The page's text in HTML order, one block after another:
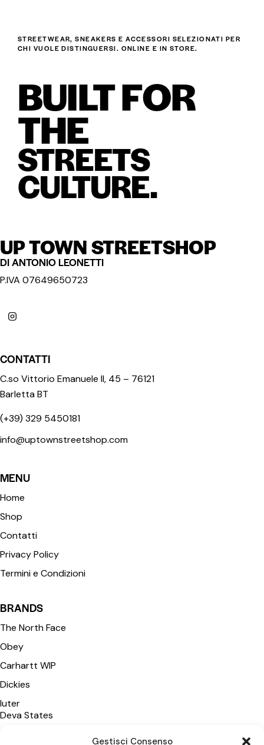
Gestisci Consenso
STREETWEAR, SNEAKERS E ACCESSORI SELEZIONATI PER
CHI VUOLE DISTINGUERSI. ONLINE E IN STORE.
BUILT FOR
THE
STREETS
CULTURE.
UP TOWN STREETSHOP
DI ANTONIO LEONETTI
P.IVA 07649650723
CONTATTI
C.so Vittorio Emanuele II, 45 – 76121
Barletta BT
(+39) 329 5450181
info@uptownstreetshop.com
MENU
Home
Shop
Contatti
Privacy Policy
Termini e Condizioni
BRANDS
The North Face
Obey
Carhartt WIP
Dickies
Iuter
Deva States